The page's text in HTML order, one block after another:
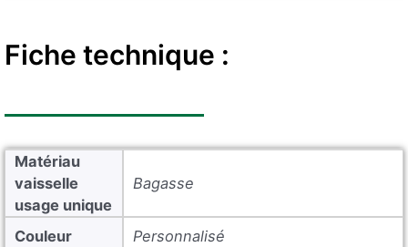
Fiche technique :
Matériau
vaisselle
usage unique
Bagasse
Couleur Personnalisé